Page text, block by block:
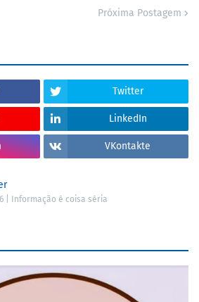
Próxima Postagem
Twitter
LinkedIn
VKontakte
| Informação é coisa séria